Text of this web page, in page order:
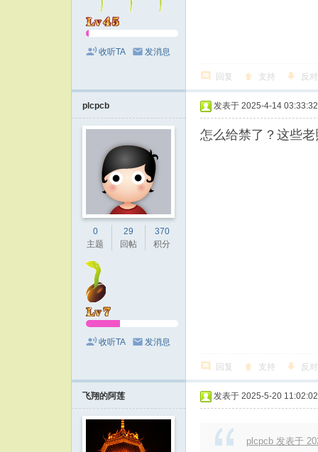
收听TA 发消息
回复 支持 反对
plcpcb
0
主题
29
回帖
370
积分
收听TA 发消息
发表于 2025-4-14 03:33:32
怎么给禁了？这些
回复 支持 反对
飞翔的阿莲 发表于 2025-5-20 11:02:02
plcpcb 发表于